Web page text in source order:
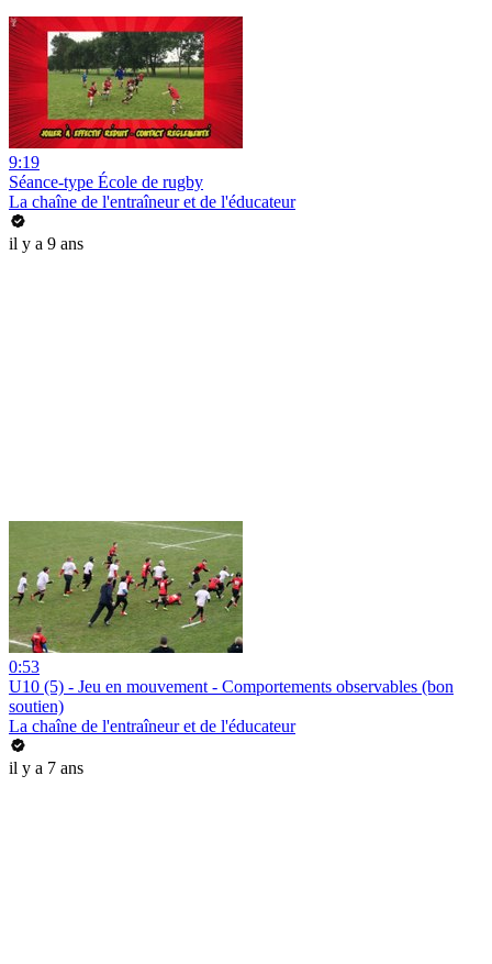
9:19
Séance-type École de rugby
La chaîne de l'entraîneur et de l'éducateur
il y a 9 ans
0:53
U10 (5) - Jeu en mouvement - Comportements observables (bon
soutien)
La chaîne de l'entraîneur et de l'éducateur
il y a 7 ans